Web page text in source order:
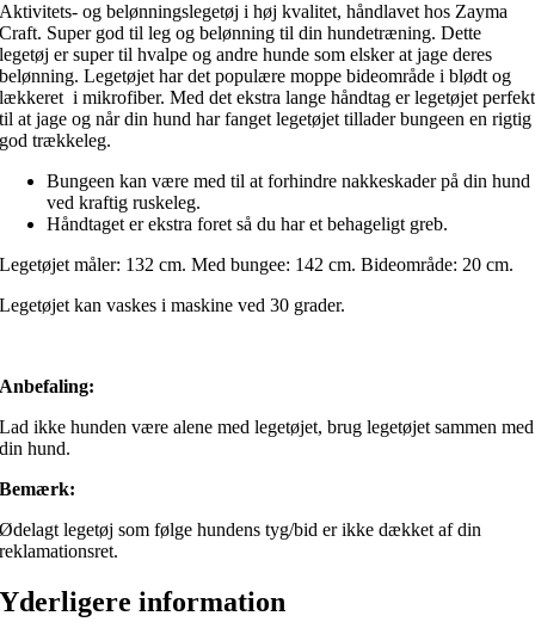
Aktivitets- og belønningslegetøj i høj kvalitet, håndlavet hos Zayma
Craft. Super god til leg og belønning til din hundetræning. Dette
legetøj er super til hvalpe og andre hunde som elsker at jage deres
belønning. Legetøjet har det populære moppe bideområde i blødt og
lækkeret i mikrofiber. Med det ekstra lange håndtag er legetøjet perfekt
til at jage og når din hund har fanget legetøjet tillader bungeen en rigtig
god trækkeleg.
Bungeen kan være med til at forhindre nakkeskader på din hund
ved kraftig ruskeleg.
Håndtaget er ekstra foret så du har et behageligt greb.
Legetøjet måler: 132 cm. Med bungee: 142 cm. Bideområde: 20 cm.
Legetøjet kan vaskes i maskine ved 30 grader.
Anbefaling:
Lad ikke hunden være alene med legetøjet, brug legetøjet sammen med
din hund.
Bemærk:
Ødelagt legetøj som følge hundens tyg/bid er ikke dækket af din
reklamationsret.
Yderligere information